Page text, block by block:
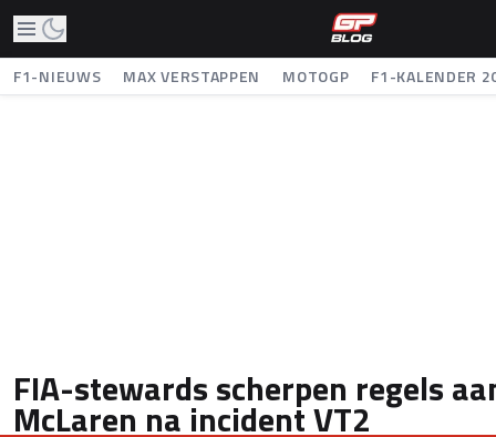
F1-NIEUWS MAX VERSTAPPEN MOTOGP F1-KALENDER
FIA-stewards scherpen regels
McLaren na incident VT2